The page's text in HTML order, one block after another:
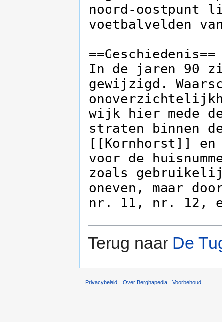
Terug naar De
Privacybeleid Over Berghapedia Voorbehoud